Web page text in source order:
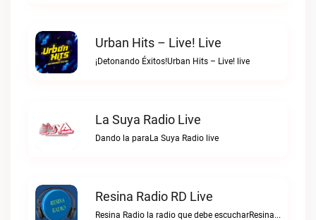
Urban Hits – Live! Live
¡Detonando Éxitos!Urban Hits – Live! live
La Suya Radio Live
Dando la paraLa Suya Radio live
Resina Radio RD Live
Resina Radio la radio que debe escucharResina Radio RD live